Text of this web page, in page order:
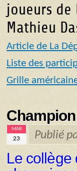
joueurs de
Mathieu
Article de La
Liste des
Grille
MAR
23 Publié
Le collège